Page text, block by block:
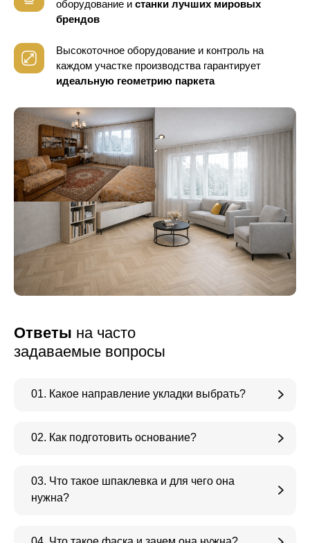
оборудование и станки лучших мировых
брендов
Высокоточное оборудование и контроль на
каждом участке производства гарантирует
идеальную геометрию паркета
Ответы на часто
задаваемые вопросы
01. Какое направление укладки выбрать?
02. Как подготовить основание?
03. Что такое шпаклевка и для чего она
нужна?